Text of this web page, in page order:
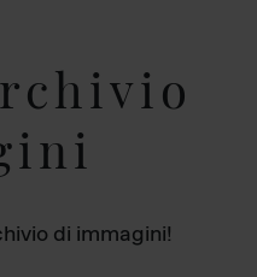
di immagini!